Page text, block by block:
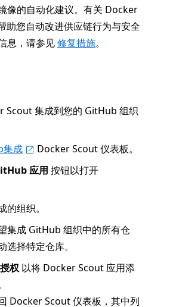
像的自动化建议。有关 Docker
助您自动改进供应链行为与安全
息，请参见修复措施。
Scout 集成到您的 GitHub 组织
集成
Docker Scout 仪表板。
应用 按钮以打开
的组织。
集成 GitHub 组织中的所有仓
选择特定仓库。
权 以将 Docker Scout 应用添
Docker Scout 仪表板，其中列